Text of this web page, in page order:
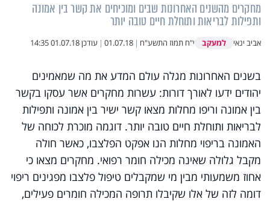
מחקרים מהשנים האחרונות שבים ומוכיחים את קשר בין אמונה
ותפילות לבריאות ותוחלת חיים טובה יותר
אביב ינאי למעקב י"ח תמוז התשע"ח |
01.07.18
| עודכן01.07.18 14:35
בשנים האחרונות מגלה עולם המדע את מה שמאמינים
יהודים ידעו לאורך דורות: עשרות מחקרים אשר עסקו בקשר
בין אמונה וריפו מחלות מצאו קשר ישיר בין אמונה ותפילות
לבריאות ותוחלת חיים טובה יותר. דוגמה מוכרת לכוחה של
האמונה בריפוי מחלות הנו אפקט הפלצבו, כאשר חולה
מקבל גלולה שאינה מכילה חומר רפואי. מחקרים מצאו כי
אחוז משמעותי מבין מי שמקבלים טיפול פלצבו מפגינים ריפוי
דומה לזה של אלו שקיבלו תרופה המכילה חומרים פעילים,